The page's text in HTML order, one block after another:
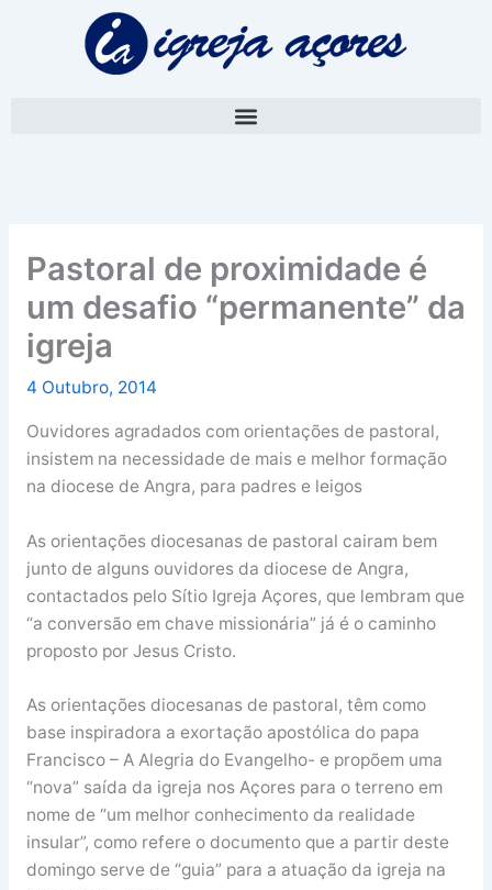
Pastoral de proximidade é
um desafio “permanente” da
igreja
4 Outubro, 2014
Ouvidores agradados com orientações de pastoral,
insistem na necessidade de mais e melhor formação
na diocese de Angra, para padres e leigos
As orientações diocesanas de pastoral cairam bem
junto de alguns ouvidores da diocese de Angra,
contactados pelo Sítio Igreja Açores, que lembram que
“a conversão em chave missionária” já é o caminho
proposto por Jesus Cristo.
As orientações diocesanas de pastoral, têm como
base inspiradora a exortação apostólica do papa
Francisco – A Alegria do Evangelho- e propõem uma
“nova” saída da igreja nos Açores para o terreno em
nome de “um melhor conhecimento da realidade
insular”, como refere o documento que a partir deste
domingo serve de “guia” para a atuação da igreja na